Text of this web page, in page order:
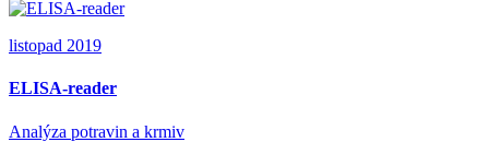
listopad 2019
ELISA-reader
Analýza potravin a krmiv